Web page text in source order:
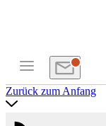
Zurück zum Anfang